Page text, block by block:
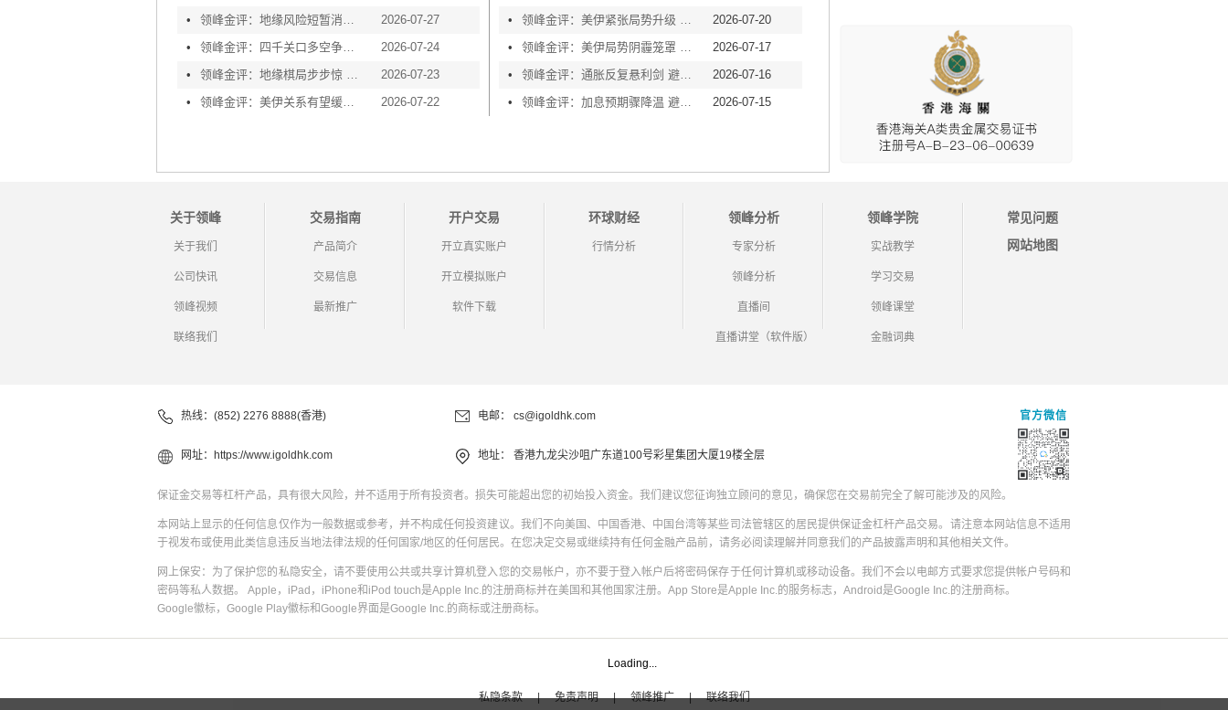
•
2026-07-27
•
领峰金评：四千关口多空争夺 加息阴云笼罩金市
2026-07-24
•
2026-07-23
•
领峰金评：美伊关系有望缓和 黄金趁势迅速反弹 2026-07-22
•
2026-07-20
•
2026-07-17
•
2026-07-16
•
2026-07-15
关于领峰
关于我们
公司快讯
领峰视频
联络我们
交易指南
产品简介
交易信息
最新推广
开户交易
开立真实账户
开立模拟账户
软件下载
环球财经
行情分析
领峰分析
专家分析
领峰分析
直播间
直播讲堂（软件版）
领峰学院
实战教学
学习交易
领峰课堂
金融词典
常见问题
网站地图
热线：(852) 2276 8888(香港) 电邮： cs@igoldhk.com
网址： https://www.igoldhk.com 地址： 香港九龙尖沙咀广东道100号彩星集团大厦19楼全层
官方微信
保证金交易等杠杆产品，具有很大风险，并不适用于所有投资者。损失可能超出您的初始投入资金。我们建议您征询独立顾问的意见，确保您在交易前完全了解可能涉及的风险。
本网站上显示的任何信息仅作为一般数据或参考，并不构成任何投资建议。我们不向美国、中国香港、中国台湾等某些司法管辖区的居民提供保证金杠杆产品交易。请注意本网站信息不适用
于视发布或使用此类信息违反当地法律法规的任何国家/地区的任何居民。在您决定交易或继续持有任何金融产品前，请务必阅读理解并同意我们的产品披露声明和其他相关文件。
网上保安：为了保护您的私隐安全，请不要使用公共或共享计算机登入您的交易帐户，亦不要于登入帐户后将密码保存于任何计算机或移动设备。我们不会以电邮方式要求您提供帐户号码和
密码等私人数据。 Apple，iPad，iPhone和iPod touch是Apple Inc.的注册商标并在美国和其他国家注册。App Store是Apple Inc.的服务标志，Android是Google Inc.的注册商标。
Google徽标，Google Play徽标和Google界面是Google Inc.的商标或注册商标。
Loading...
私隐条款 | 免责声明 | 领峰推广 | 联络我们